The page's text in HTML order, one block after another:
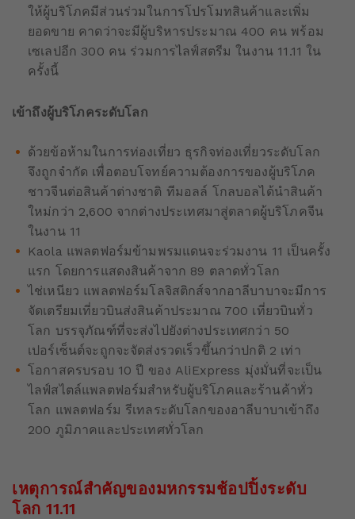
ให้ผู้บริโภคมีส่วนร่วมในการโปรโมทสินค้าและเพิ่ม
ยอดขาย คาดว่าจะมีผู้บริหารประมาณ 400 คน พร้อม
เซเลปอีก 300 คน ร่วมการไลฟ์สตรีม ในงาน 11.11 ใน
ครั้งนี้
เข้าถึงผู้บริโภคระดับโลก
ด้วยข้อห้ามในการท่องเที่ยว ธุรกิจท่องเที่ยวระดับโลก
จึงถูกจำกัด เพื่อตอบโจทย์ความต้องการของผู้บริโภค
ชาวจีนต่อสินค้าต่างชาติ ทีมอลล์ โกลบอลได้นำสินค้า
ใหม่กว่า 2,600 จากต่างประเทศมาสู่ตลาดผู้บริโภคจีน
ในงาน 11
Kaola แพลตฟอร์มข้ามพรมแดนจะร่วมงาน 11 เป็นครั้ง
แรก โดยการแสดงสินค้าจาก 89 ตลาดทั่วโลก
ไช่เหนียว แพลตฟอร์มโลจิสติกส์จากอาลีบาบาจะมีการ
จัดเตรียมเที่ยวบินส่งสินค้าประมาณ 700 เที่ยวบินทั่ว
โลก บรรจุภัณฑ์ที่จะส่งไปยังต่างประเทศกว่า 50
เปอร์เซ็นต์จะถูกจะจัดส่งรวดเร็วขึ้นกว่าปกติ 2 เท่า
โอกาสครบรอบ 10 ปี ของ AliExpress มุ่งมั่นที่จะเป็น
ไลฟ์สไตล์แพลตฟอร์มสำหรับผู้บริโภคและร้านค้าทั่ว
โลก แพลตฟอร์ม รีเทลระดับโลกของอาลีบาบาเข้าถึง
200 ภูมิภาคและประเทศทั่วโลก
เหตุการณ์สำคัญของมหกรรมช้อปปิ้งระดับ
โลก 11.11